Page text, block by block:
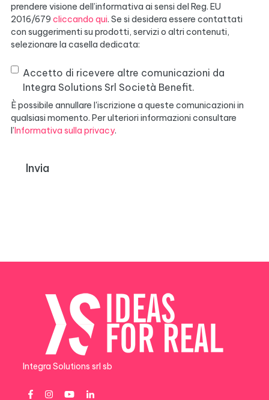
prendere visione dell’informativa ai sensi del Reg. EU
2016/679 cliccando qui. Se si desidera essere contattati
con suggerimenti su prodotti, servizi o altri contenuti,
selezionare la casella dedicata:
Accetto di ricevere altre comunicazioni da
Integra Solutions Srl Società Benefit.
È possibile annullare l'iscrizione a queste comunicazioni in
qualsiasi momento. Per ulteriori informazioni consultare
l’Informativa sulla privacy.
Integra Solutions srl sb